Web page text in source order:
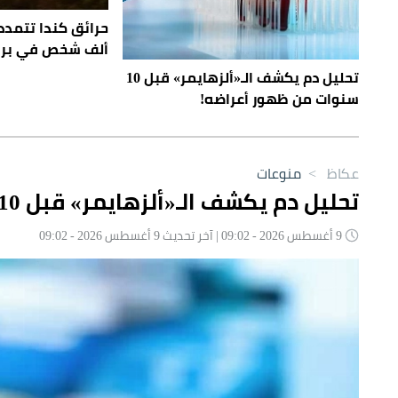
تحليل دم يكشف الـ«ألزهايمر» قبل 10
سنوات من ظهور أعراضه!
ألف شخص في
عكاظ > منوعات
تحليل دم يكشف الـ«ألزهايمر» قبل 10 سنوات من ظهور أعراضه!